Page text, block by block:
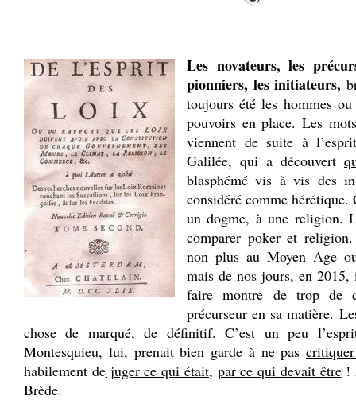
Les novateurs, les
pionniers, les initiateurs,
toujours été les hommes
pouvoirs en place. Les
viennent de suite à
Galilée, qui a découvert
blasphémé vis à vis des
considéré comme hérétique.
un dogme, à une religion.
comparer poker et
non plus au Moyen Age
mais de nos jours, en
faire montre de trop de
précurseur en sa matière.
chose de marqué, de définitif. C’est un peu
Montesquieu, lui, prenait bien garde à ne pas
habilement dejuger ce qui était, par ce qui devait être!
Brède.